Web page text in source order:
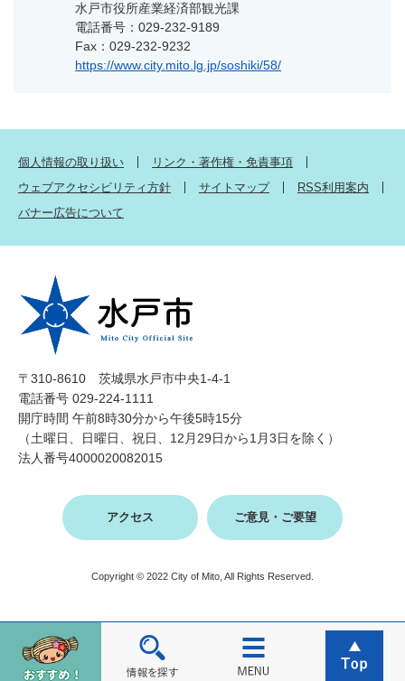
水戸市役所産業経済部観光課
電話番号：029-232-9189
Fax：029-232-9232
https://www.city.mito.lg.jp/soshiki/58/
個人情報の取り扱い
リンク・著作権・免責事項
ウェブアクセシビリティ方針
サイトマップ
RSS利用案内
バナー広告について
〒310-8610 茨城県水戸市中央1-4-1
電話番号 029-224-1111
開庁時間 午前8時30分から午後5時15分
（土曜日、日曜日、祝日、12月29日から1月3日を除く）
法人番号4000020082015
アクセス ご意見・ご要望
Copyright © 2022 City of Mito, All Rights Reserved.